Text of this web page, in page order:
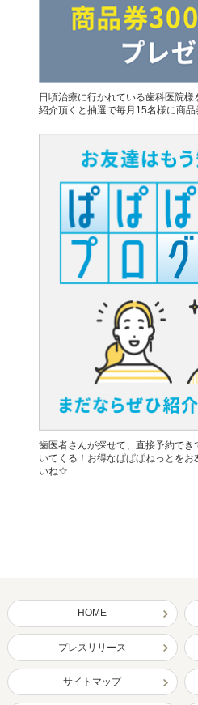
日頃治療に行かれている歯科医院様
紹介頂くと抽選で毎月15名様に商
歯医者さんが探せて、直接予約で
いてくる！お得なぱぱぱねっとを
いね☆
HOME
プレスリリース
サイトマップ